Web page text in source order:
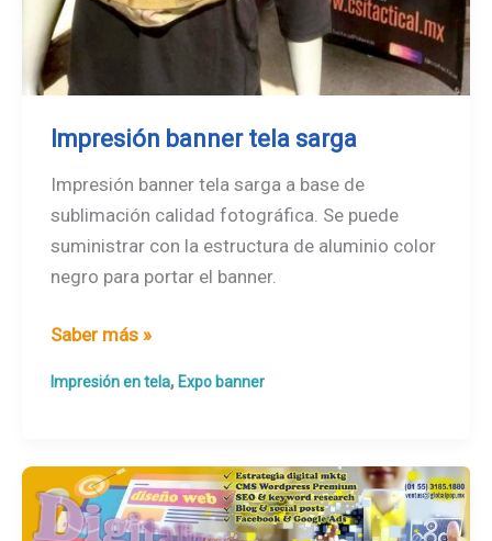
Impresión banner tela sarga
Impresión banner tela sarga a base de
sublimación calidad fotográfica. Se puede
suministrar con la estructura de aluminio color
negro para portar el banner.
Impresión
tela
Saber más »
Impresión en tela, Expo banner